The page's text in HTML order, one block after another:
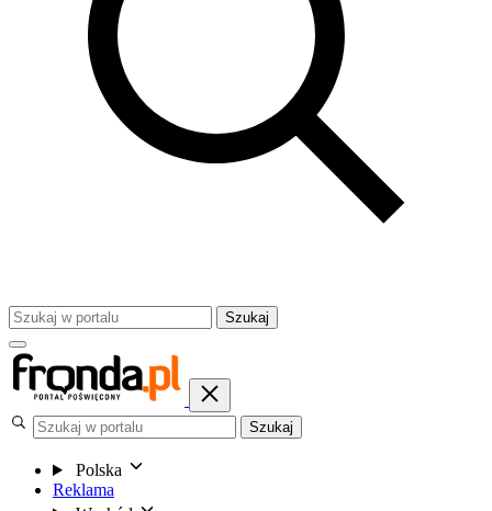
Szukaj
Szukaj
Polska
Reklama